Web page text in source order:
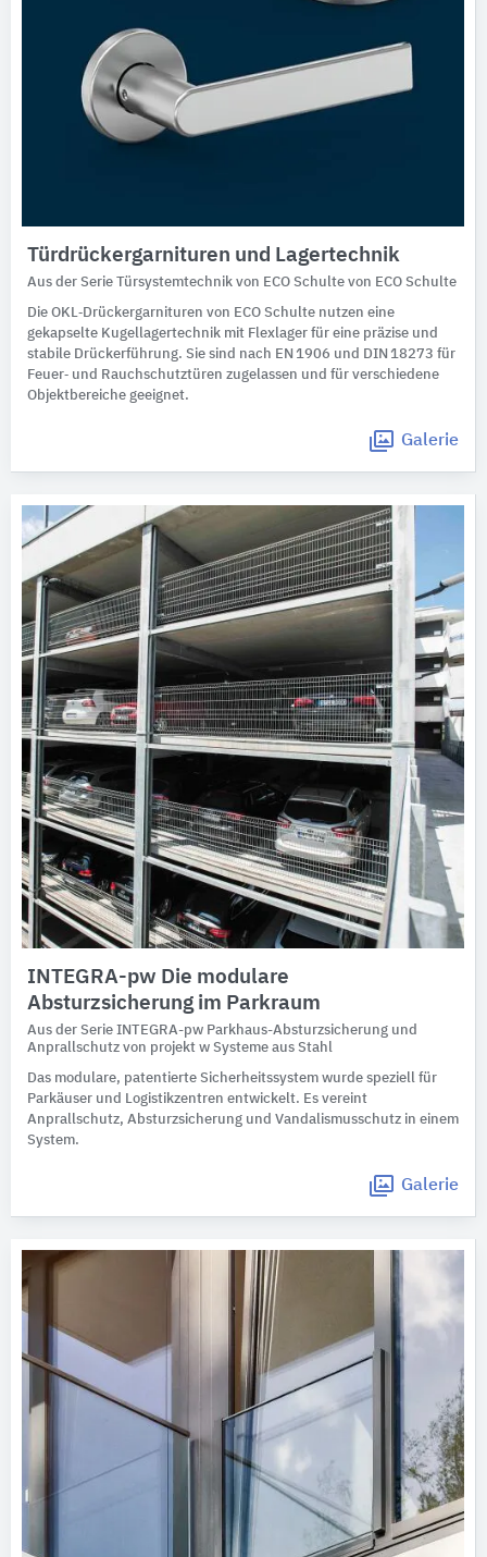
Türdrückergarnituren und Lagertechnik
Aus der Serie Türsystemtechnik von ECO Schulte von ECO Schulte
Die OKL‑Drückergarnituren von ECO Schulte nutzen eine
gekapselte Kugellagertechnik mit Flexlager für eine präzise und
stabile Drückerführung. Sie sind nach EN 1906 und DIN 18273 für
Feuer‑ und Rauchschutztüren zugelassen und für verschiedene
Objektbereiche geeignet.
Galerie
INTEGRA-pw Die modulare
Absturzsicherung im Parkraum
Aus der Serie INTEGRA-pw Parkhaus-Absturzsicherung und
Anprallschutz von projekt w Systeme aus Stahl
Das modulare, patentierte Sicherheitssystem wurde speziell für
Parkäuser und Logistikzentren entwickelt. Es vereint
Anprallschutz, Absturzsicherung und Vandalismusschutz in einem
System.
Galerie